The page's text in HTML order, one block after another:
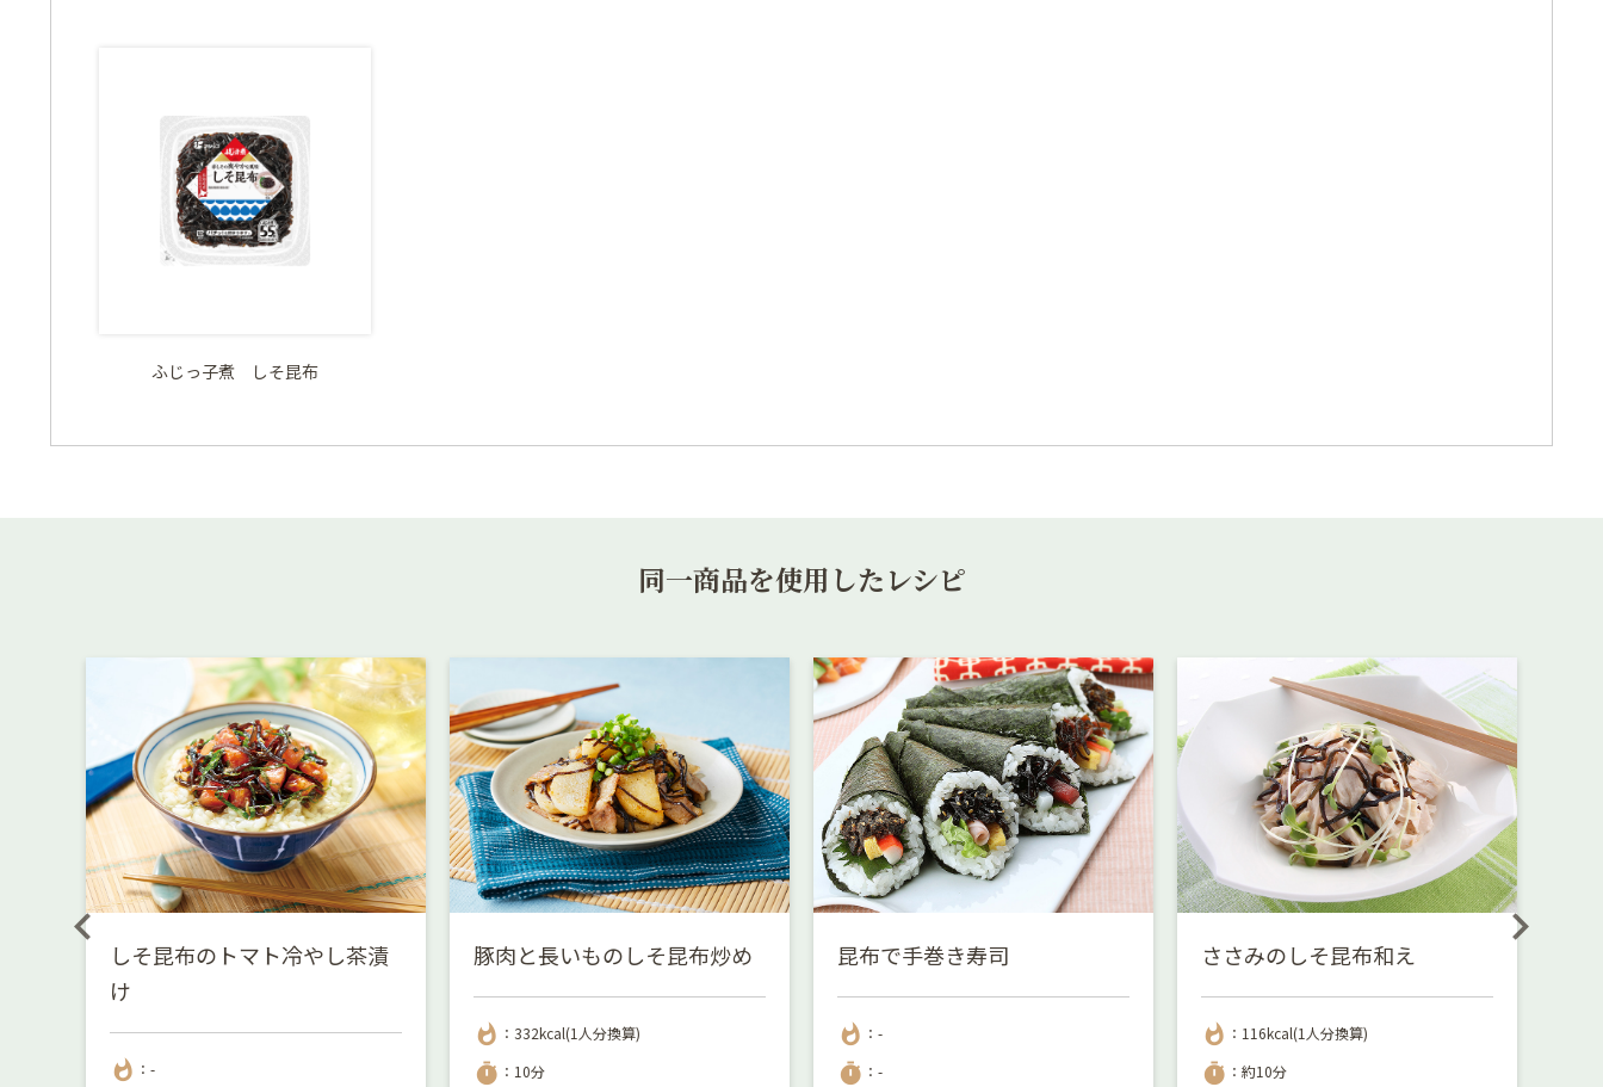
ふじっ子煮 しそ昆布
同一商品を使用したレシピ
しそ昆布のトマト冷やし茶漬
け
whatshot ：-
豚肉と長いものしそ昆布炒め
whatshot ：332kcal(1人分換算)
timer ：10分
昆布で手巻き寿司
whatshot ：-
timer ：-
ささみのしそ昆布和え
whatshot ：116kcal(1人分換算)
timer ：約10分